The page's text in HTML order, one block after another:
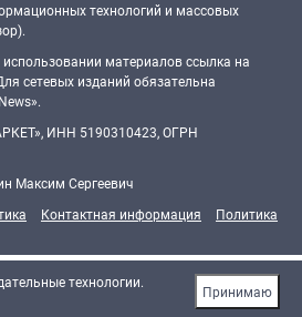
технологий и массовых
материалов ссылка на
сетевых изданий обязательна
ИНН 5190310423, ОГРН
Максим Сергеевич
Контактная информация
Политика
технологии.
Принимаю